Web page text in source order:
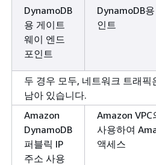
DynamoDB
용 게이트
웨이 엔드
포인트
DynamoDB
인트
두 경우 모두, 네트워크 트래픽
남아 있습니다.
Amazon
DynamoDB
퍼블릭 IP
주소 사용
Amazon
사용하여
액세스